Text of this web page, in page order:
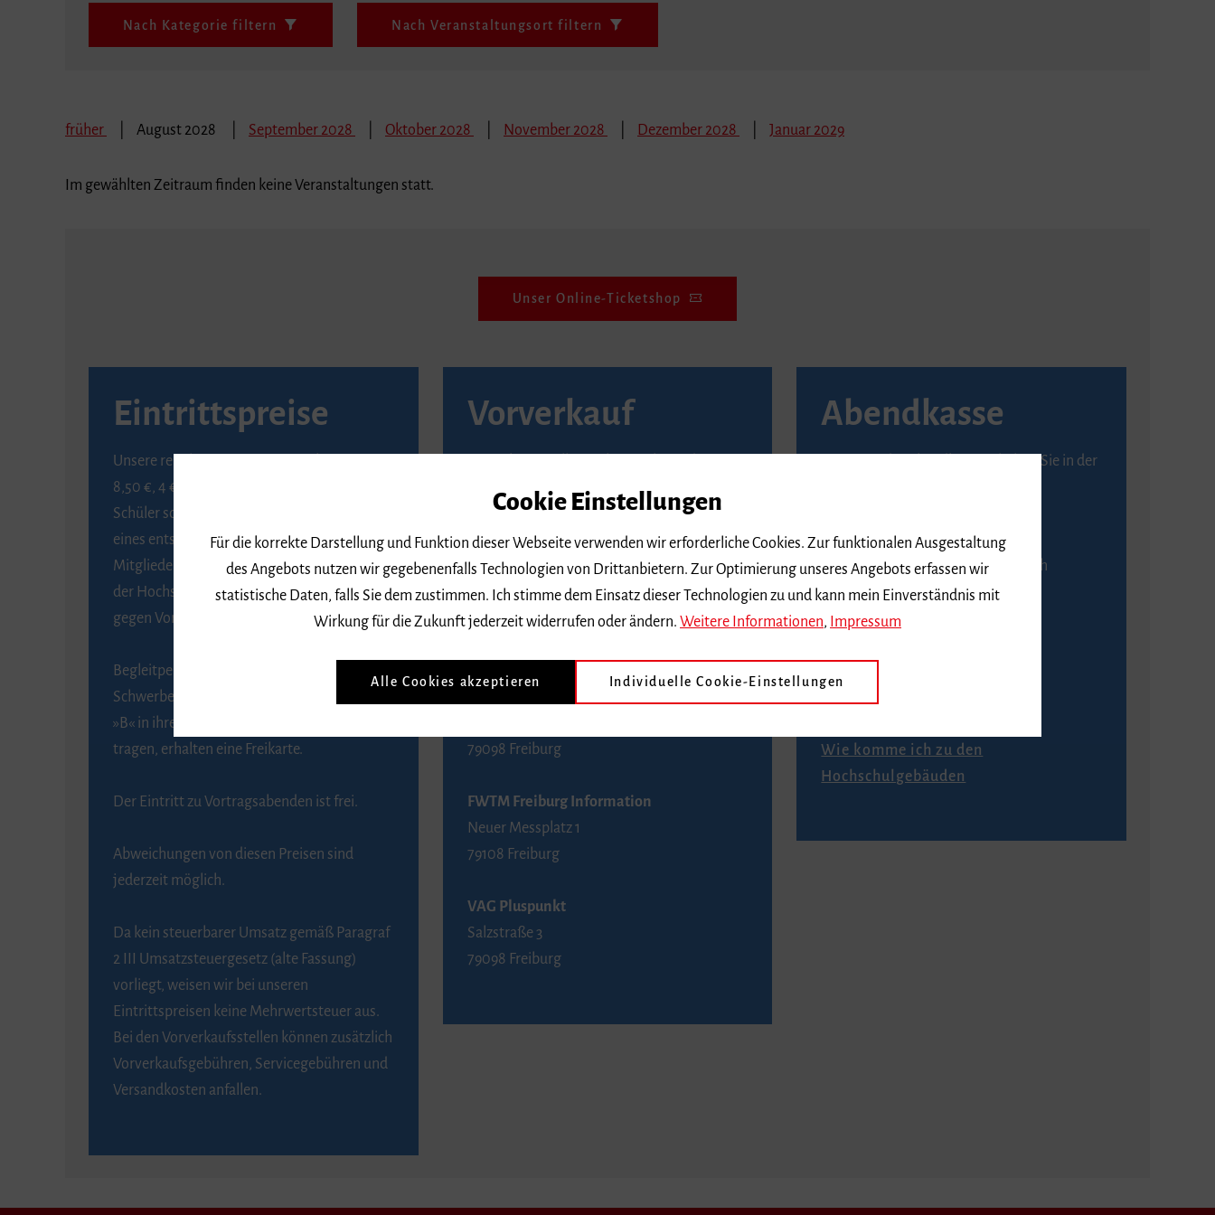
Nach Kategorie filtern Nach Veranstaltungsort filtern
früher August 2028 September 2028 Oktober 2028 November 2028 Dezember 2028 Januar 2029
Im gewählten Zeitraum finden keine Veranstaltungen statt.
Unser Online-Ticketshop
Eintrittspreise
Unsere regulären Eintrittspreise betragen
8,50 €, 4 € ermäßigt für Schülerinnen und
Schüler sowie Studierende gegen Vorlage
eines entsprechenden Nachweises, 6 € für
Mitglieder der Gesellschaft zur Förderung
der Hochschule für Musik Freiburg e. V.
gegen Vorlage des Mitgliedsausweises.
Begleitpersonen von Menschen mit
Schwerbehinderung, die das Merkzeichen
»B« in ihrem Schwerbehindertenausweis
tragen, erhalten eine Freikarte.
Der Eintritt zu Vortragsabenden ist frei.
Abweichungen von diesen Preisen sind
jederzeit möglich.
Da kein steuerbarer Umsatz gemäß Paragraf
2 III Umsatzsteuergesetz (alte Fassung)
vorliegt, weisen wir bei unseren
Eintrittspreisen keine Mehrwertsteuer aus.
Bei den Vorverkaufsstellen können zusätzlich
Vorverkaufsgebühren, Servicegebühren und
Versandkosten anfallen.
Vorverkauf
Seite von Reservix.
BZ-Kartenservice Freiburg
Kaiser-Joseph-Straße 229
79098 Freiburg
Telefon 0761 4968888 (Reservierungen sind
79098 Freiburg
FWTM Freiburg Information
Neuer Messplatz 1
79108 Freiburg
VAG Pluspunkt
Salzstraße 3
79098 Freiburg
Abendkasse
Karten an der Abendkasse erhalten Sie in der
An der Abendkasse ist ausschließlich
Barzahlung möglich.
Anfahrt
Wie komme ich zu den
Hochschulgebäuden
Cookie Einstellungen
Für die korrekte Darstellung und Funktion dieser Webseite verwenden wir erforderliche Cookies. Zur funktionalen Ausgestaltung
des Angebots nutzen wir gegebenenfalls Technologien von Drittanbietern. Zur Optimierung unseres Angebots erfassen wir
statistische Daten, falls Sie dem zustimmen. Ich stimme dem Einsatz dieser Technologien zu und kann mein Einverständnis mit
Wirkung für die Zukunft jederzeit widerrufen oder ändern. Weitere Informationen, Impressum
Alle Cookies akzeptieren Individuelle Cookie-Einstellungen